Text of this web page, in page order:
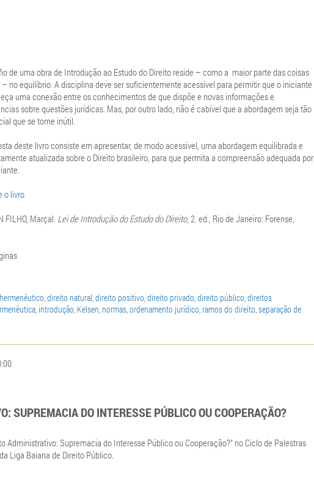
de uma obra de Introdução ao Estudo do Direito reside – como a maior parte das coisas
– no equilíbrio. A disciplina deve ser suficientemente acessível para permitir que o iniciante
uma conexão entre os conhecimentos de que dispõe e novas informações e
sobre questões jurídicas. Mas, por outro lado, não é cabível que a abordagem seja tão
que se torne inútil.
deste livro consiste em apresentar, de modo acessível, uma abordagem equilibrada e
atualizada sobre o Direito brasileiro, para que permita a compreensão adequada por
o livro
FILHO, Marçal. Lei de Introdução do Estudo do Direito, 2. ed., Rio de Janeiro: Forense,
,direito natural,direito positivo,direito privado,direito público,direitos
, introdução, Kelsen, normas,ordenamento jurídico, ramos do direito,separação de
SUPREMACIA DO INTERESSE PÚBLICO OU COOPERAÇÃO?
Administrativo: Supremacia do Interesse Público ou Cooperação?” no Ciclo de Palestras
Liga Baiana de Direito Público.